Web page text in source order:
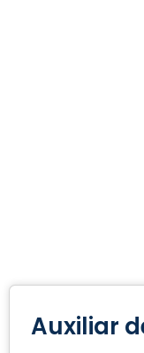
Auxiliar